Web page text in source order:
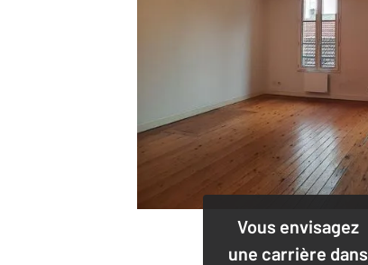
Vous envisagez
une carrière dans